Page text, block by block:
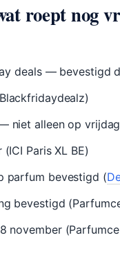
roept nog
deals — bevestigd
niet alleen op
Paris XL BE)
parfum bevestigd (
bevestigd
november